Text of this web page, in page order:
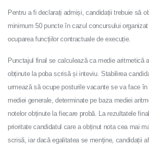
Pentru a fi declarați admiși, candidații trebuie să
minimum 50 puncte în cazul concursului
ocuparea funcțiilor contractuale de execuție.
Punctajul final se calculează ca medie aritmetică
obținute la poba scrisă și inteviu. Stabilirea
urmează să ocupe posturile vacante se va face în
mediei generale, determinate pe baza mediei
notelor obținute la fiecare probă. La rezultatele
prioritate candidatul care a obținut nota cea mai
scrisă, iar dacă egalitatea se menține, candidații